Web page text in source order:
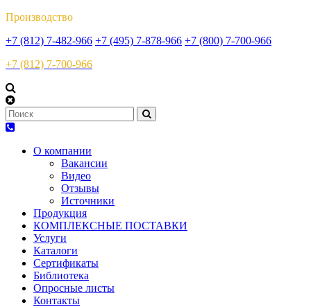
Производство
+7 (812) 7-482-966 +7 (495) 7-878-966 +7 (800) 7-700-966
+7 (812) 7-700-966
О компании
Вакансии
Видео
Отзывы
Источники
Продукция
КОМПЛЕКСНЫЕ ПОСТАВКИ
Услуги
Каталоги
Сертификаты
Библиотека
Опросные листы
Контакты